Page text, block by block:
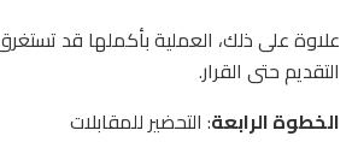
التقديم حتى القرار.
الخطوة الرابعة: التحضير للمقابلات